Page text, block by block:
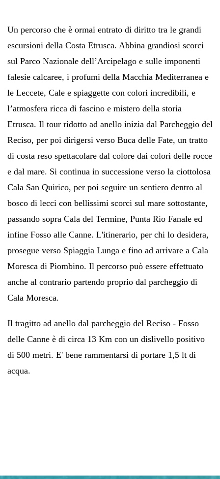
Un percorso che è ormai entrato di diritto tra le grandi
escursioni della Costa Etrusca. Abbina grandiosi scorci
sul Parco Nazionale dell’Arcipelago e sulle imponenti
falesie calcaree, i profumi della Macchia Mediterranea e
le Leccete, Cale e spiaggette con colori incredibili, e
l’atmosfera ricca di fascino e mistero della storia
Etrusca. Il tour ridotto ad anello inizia dal Parcheggio del
Reciso, per poi dirigersi verso Buca delle Fate, un tratto
di costa reso spettacolare dal colore dai colori delle rocce
e dal mare. Si continua in successione verso la ciottolosa
Cala San Quirico, per poi seguire un sentiero dentro al
bosco di lecci con bellissimi scorci sul mare sottostante,
passando sopra Cala del Termine, Punta Rio Fanale ed
infine Fosso alle Canne. L'itinerario, per chi lo desidera,
prosegue verso Spiaggia Lunga e fino ad arrivare a Cala
Moresca di Piombino. Il percorso può essere effettuato
anche al contrario partendo proprio dal parcheggio di
Cala Moresca.
Il tragitto ad anello dal parcheggio del Reciso - Fosso
delle Canne è di circa 13 Km con un dislivello positivo
di 500 metri. E' bene rammentarsi di portare 1,5 lt di
acqua.